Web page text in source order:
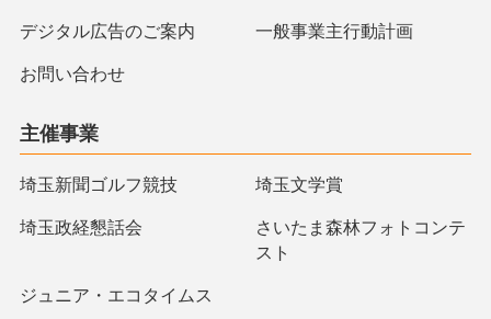
デジタル広告のご案内 一般事業主行動計画
お問い合わせ
主催事業
埼玉新聞ゴルフ競技 埼玉文学賞
埼玉政経懇話会
さいたま森林フォトコンテ
スト
ジュニア・エコタイムス